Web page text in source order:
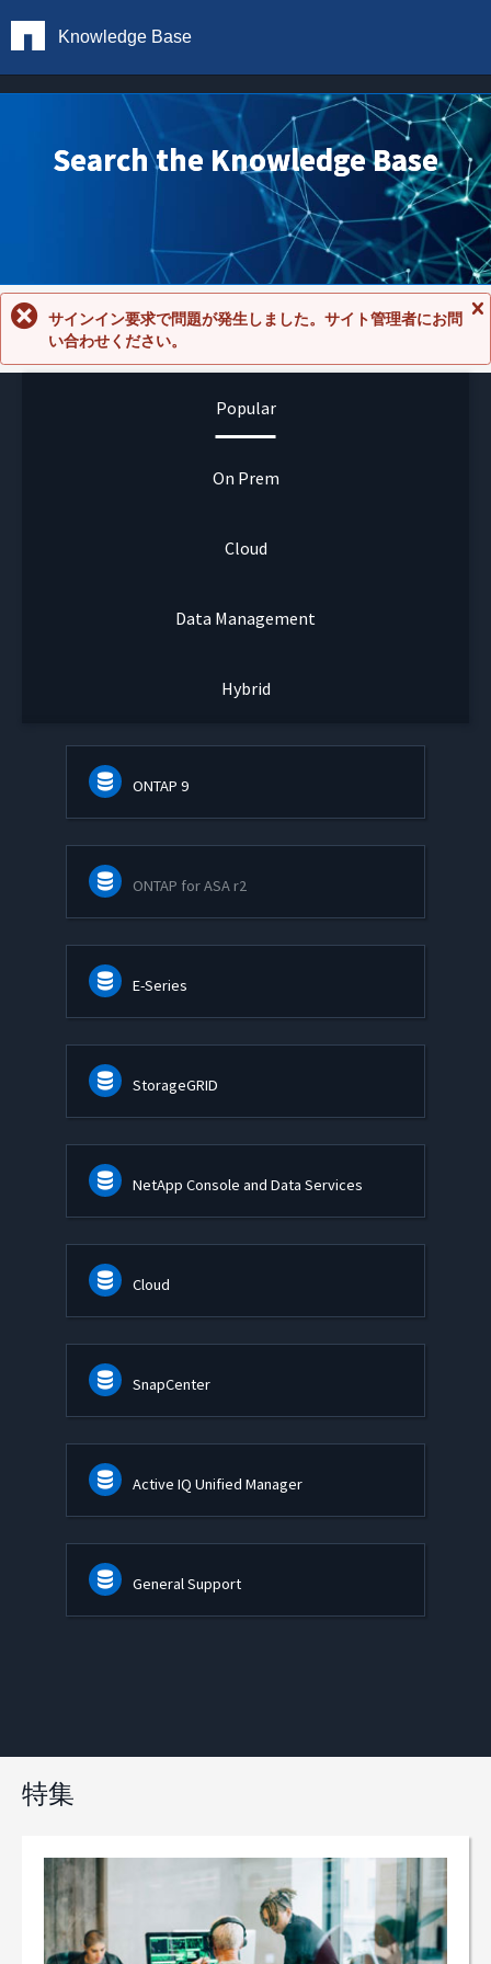
Knowledge Base
Search the Knowledge Base
セ
サインイン要求で問題が発生しました。サイト管理者にお問
い合わせください。
Popular
On Prem
Cloud
Data Management
Hybrid
ONTAP 9
ONTAP for ASA r2
E-Series
StorageGRID
NetApp Console and Data Services
Cloud
SnapCenter
Active IQ Unified Manager
General Support
特集